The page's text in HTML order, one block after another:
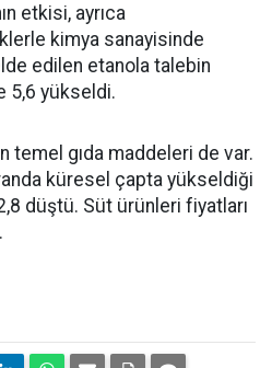
etkisi, ayrıca
kimya sanayisinde
edilen etanola talebin
5,6 yükseldi.
temel gıda maddeleri de var.
küresel çapta yükseldiği
düştü. Süt ürünleri fiyatları